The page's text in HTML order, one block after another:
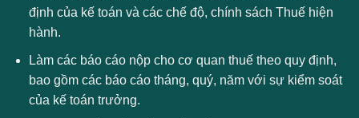
định của kế toán và các chế độ, chính sách Thuế hiện
hành.
Làm các báo cáo nộp cho cơ quan thuế theo quy định,
bao gồm các báo cáo tháng, quý, năm với sự kiểm soát
của kế toán trưởng.